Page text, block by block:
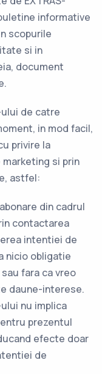
informative
scopurile
si in
document
de catre
in mod facil,
privire la
si prin
astfel:
din cadrul
contactarea
intentiei de
nicio obligatie
fara ca vreo
daune-interese.
nu implica
prezentul
efecte doar
de